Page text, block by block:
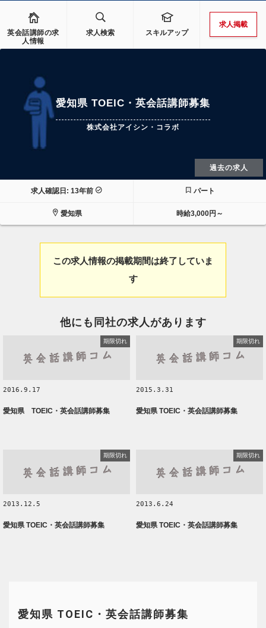
英会話講師の求
人情報
求人検索 スキルアップ
求人掲載
愛知県 TOEIC・英会話講師募集
株式会社アイシン・コラボ
過去の求人
求人確認日: 13年前 パート
愛知県 時給3,000円～
この求人情報の掲載期間は終了していま
す
他にも同社の求人があります
期限切れ
2016.9.17
愛知県 TOEIC・英会話講師募集
期限切れ
2015.3.31
愛知県 TOEIC・英会話講師募集
期限切れ
2013.12.5
愛知県 TOEIC・英会話講師募集
期限切れ
2013.6.24
愛知県 TOEIC・英会話講師募集
愛知県 TOEIC・英会話講師募集